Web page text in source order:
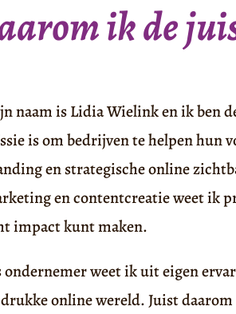
ik de
naam is Lidia Wielink en ik ben
is om bedrijven te helpen hun
en strategische online
en contentcreatie weet ik
impact kunt maken.
ondernemer weet ik uit eigen
online wereld. Juist